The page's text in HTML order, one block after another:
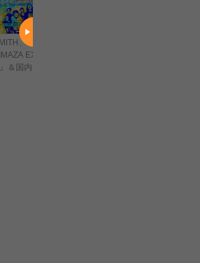
、
EXTRA
＆国内ツアー